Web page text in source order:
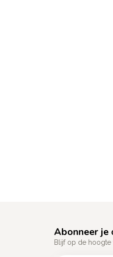
Abonneer je
Blijf op de hoogte